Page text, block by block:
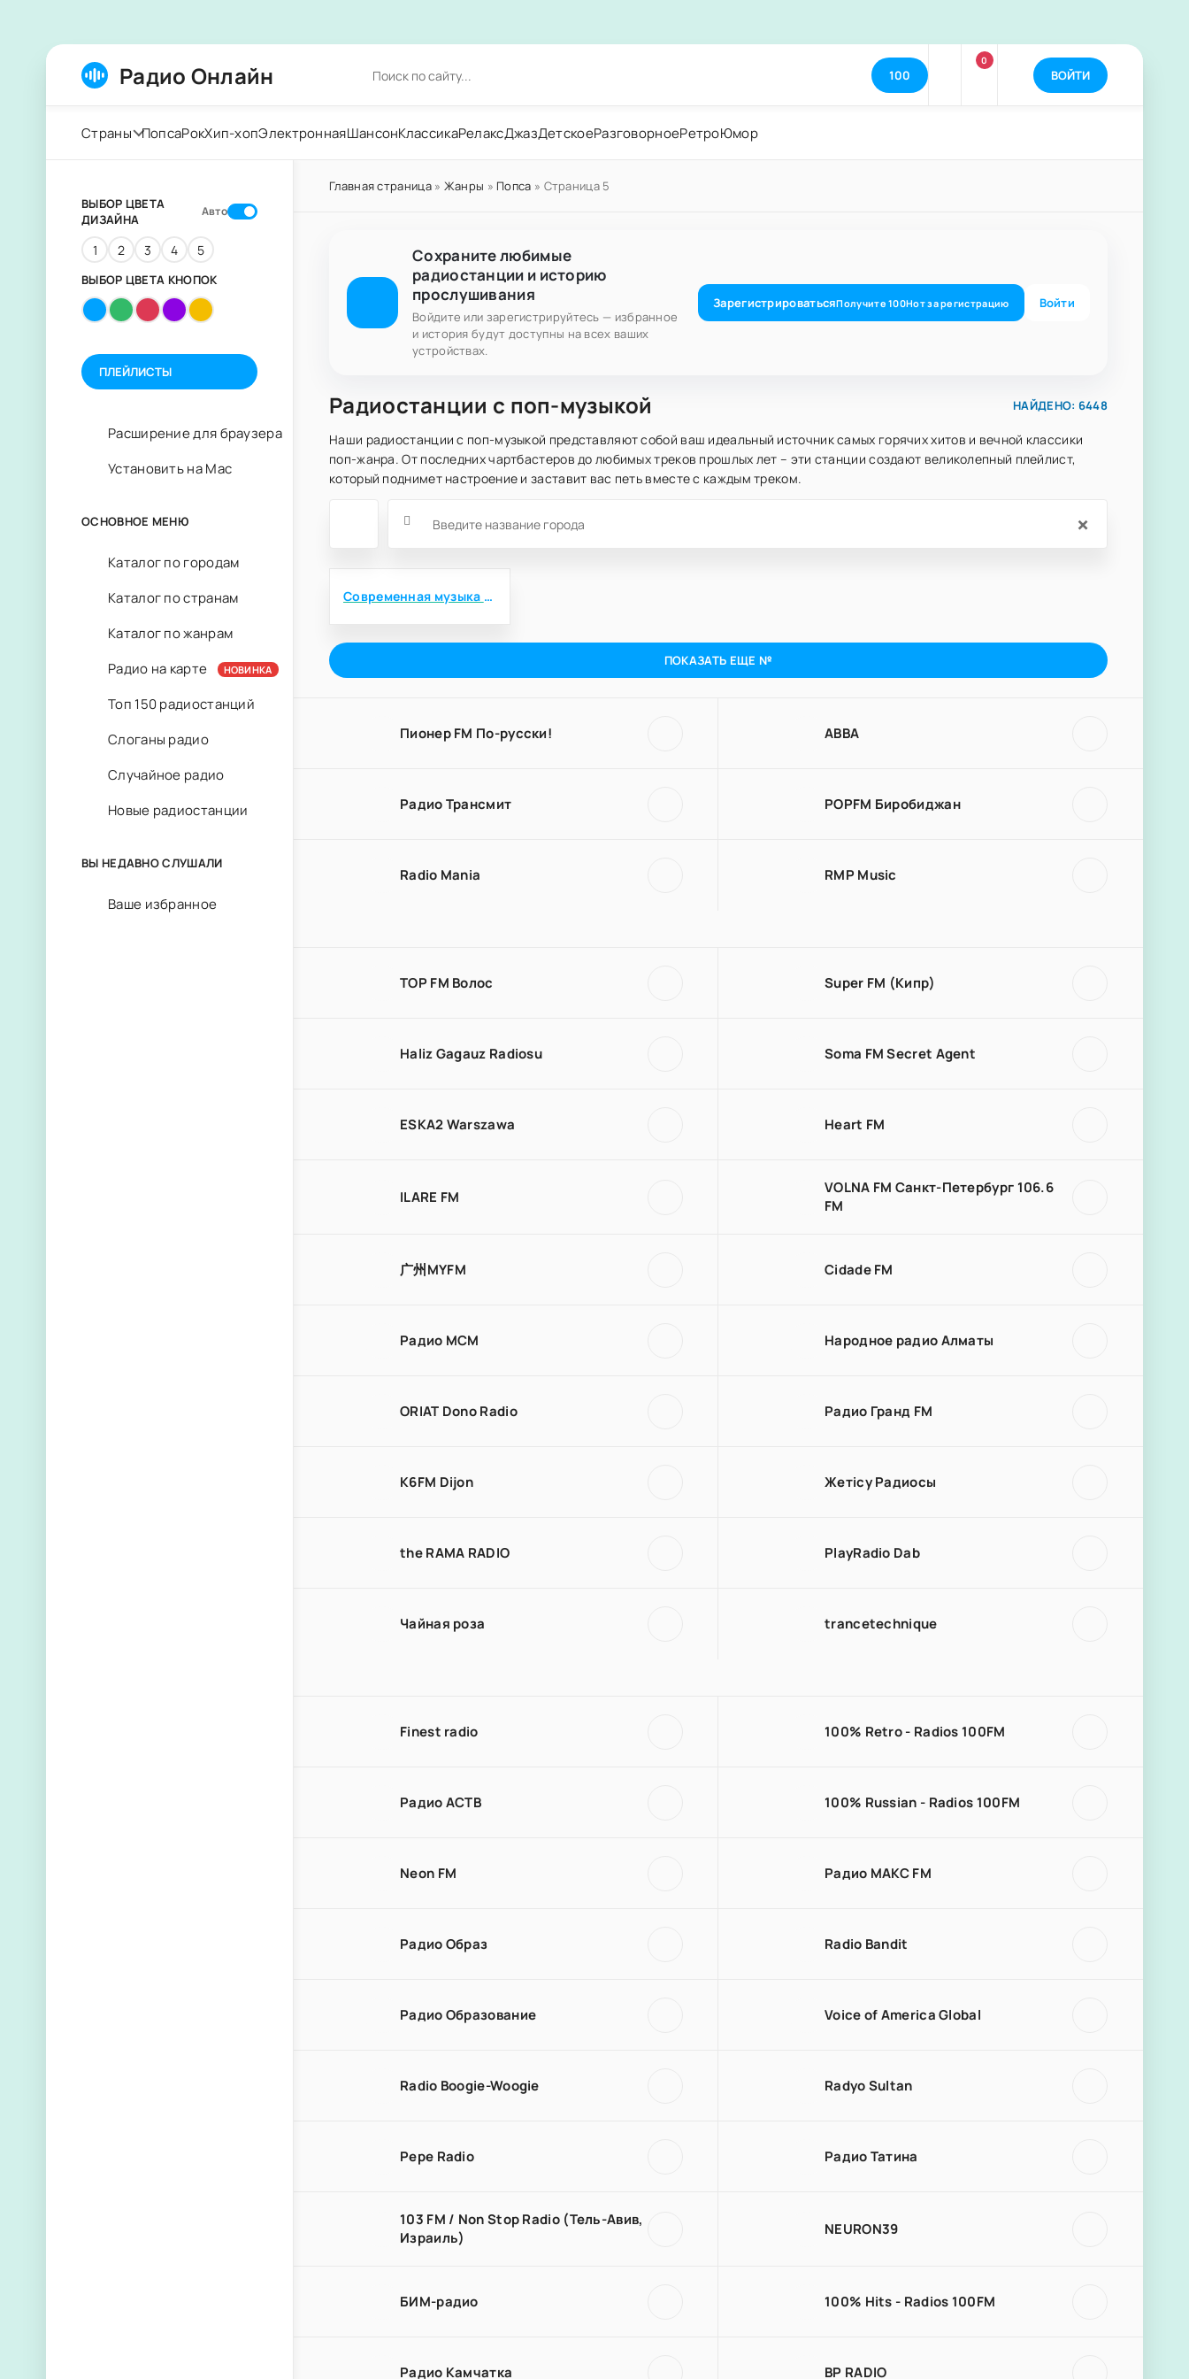
Радио Онлайн 100
0
ВОЙТИ
Страны ПопсаРокХип-хопЭлектроннаяШансонКлассикаРелаксДжазДетскоеРазговорноеРетроЮмор
Главная страница» Жанры » Попса » Страница 5
Сохраните любимые
радиостанции и историю
прослушивания
Войдите или зарегистрируйтесь — избранное
и история будут доступны на всех ваших
устройствах.
ЗарегистрироватьсяПолучите100Нотза регистрацию Войти
Радиостанции с поп-музыкой НАЙДЕНО: 6448
Наши радиостанции с поп-музыкой представляют собой ваш идеальный источник самых горячих хитов и вечной классики
поп-жанра. От последних чартбастеров до любимых треков прошлых лет – эти станции создают великолепный плейлист,
который поднимет настроение и заставит вас петь вместе с каждым треком.
×
Современная музыка для взрослых
ПОКАЗАТЬ ЕЩЕ №
Пионер FM По-русски! ABBA
Радио Трансмит POPFM Биробиджан
Radio Mania RMP Music
TOP FM Волос Super FM (Кипр)
Haliz Gagauz Radiosu Soma FM Secret Agent
ESKA2 Warszawa Heart FM
ILARE FM
VOLNA FM Санкт-Петербург 106.6
FM
广州MYFM Cidade FM
Радио МСМ Народное радио Алматы
ORIAT Dono Radio Радио Гранд FM
K6FM Dijon Жетісу Радиосы
the RAMA RADIO PlayRadio Dab
Чайная роза trancetechnique
Finest radio 100% Retro - Radios 100FM
Радио АСТВ 100% Russian - Radios 100FM
Neon FM Радио МАКС FM
Радио Образ Radio Bandit
Радио Образование Voice of America Global
Radio Boogie-Woogie Radyo Sultan
Pepe Radio Радио Татина
103 FM / Non Stop Radio (Тель-Авив,
Израиль)
NEURON39
БИМ-радио 100% Hits - Radios 100FM
Радио Камчатка BP RADIO
ВЫБОР ЦВЕТА
ДИЗАЙНА
Авто
1 2 3 4 5
ВЫБОР ЦВЕТА КНОПОК
ПЛЕЙЛИСТЫ
Расширение для браузера
Установить на Mac
ОСНОВНОЕ МЕНЮ
Каталог по городам
Каталог по странам
Каталог по жанрам
Радио на карте
НОВИНКА
Топ 150 радиостанций
Слоганы радио
Случайное радио
Новые радиостанции
ВЫ НЕДАВНО СЛУШАЛИ
Ваше избранное